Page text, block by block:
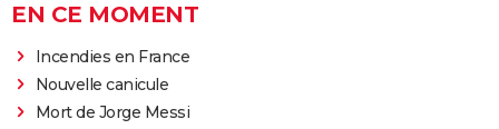
EN CE MOMENT
Incendies en France
Nouvelle canicule
Mort de Jorge Messi